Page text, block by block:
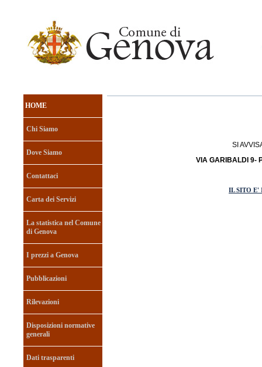
HOME
Chi Siamo
Dove Siamo
Contattaci
Carta dei Servizi
La statistica nel Comune
di Genova
I prezzi a Genova
Pubblicazioni
Rilevazioni
Disposizioni normative
generali
Dati trasparenti
SI
VIA GARIBALDI 9-
IL SITO E'